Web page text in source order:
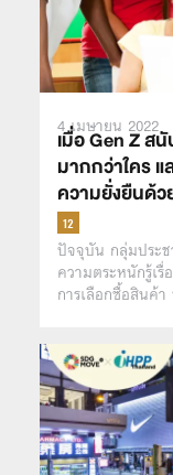
4 เมษายน 2022
เมื่อ Gen Z ส
มากกว่าใคร แ
ความยั่งยืนด้
ปัจจุบัน กลุ่มประ
ความตระหนักรู้เ
การเลือกซื้อสินค้